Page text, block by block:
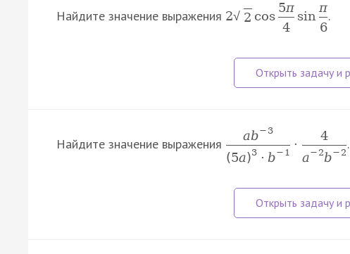
Найдите значение выражения 2√ 2 cos
5π
4
sin
π
6
.
Найдите значение выражения
ab− 3
(5a)3 · b− 1
·
4
a− 2b− 2
.